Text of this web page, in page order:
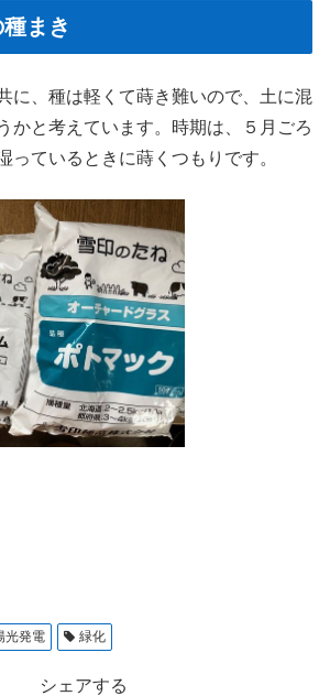
まき
に、種は軽くて蒔き難いので、土に混
かと考えています。時期は、５月ごろ
っているときに蒔くつもりです。
光発電 緑化
シェアする